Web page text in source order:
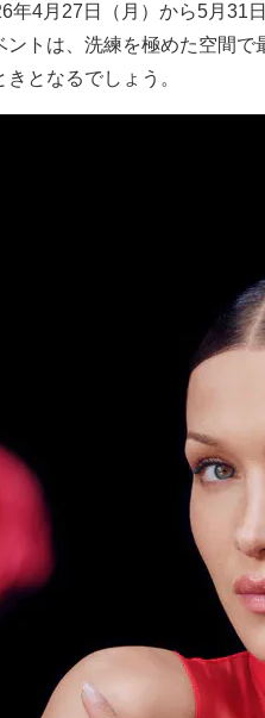
年4月27日（月）から5月31
ントは、洗練を極めた空間
きとなるでしょう。